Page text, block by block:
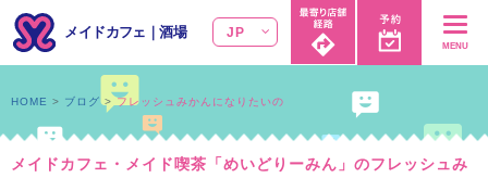
メイドカフェ ｜酒場 JP
MENU
メイドカフェ・メイド喫茶「めいどりーみん」のフレッシュみ
HOME ブログ フレッシュみかんになりたいの